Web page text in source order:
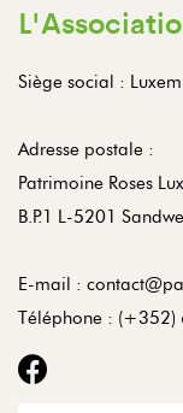
Siège social :
Adresse postale :
Patrimoine Roses
B.P.1 L-5201
E-mail :
Téléphone : (+352)